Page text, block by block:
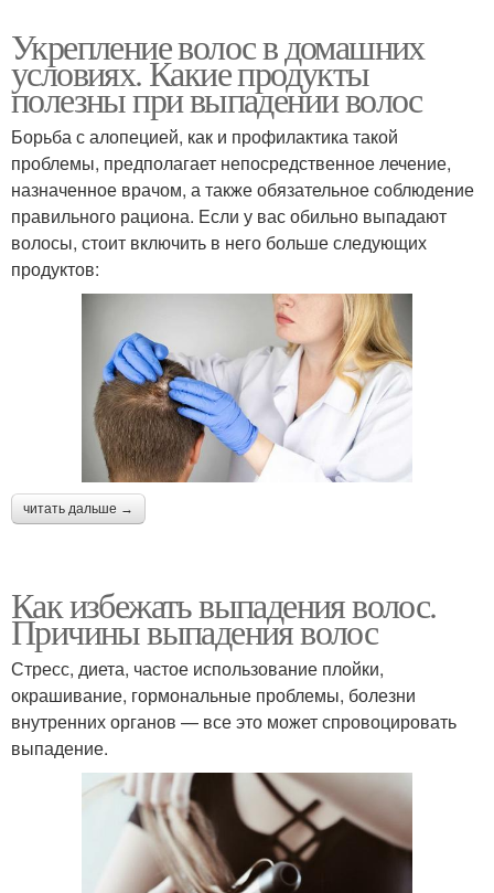
Укрепление волос в домашних
условиях. Какие продукты
полезны при выпадении волос
Борьба с алопецией, как и профилактика такой
проблемы, предполагает непосредственное лечение,
назначенное врачом, а также обязательное соблюдение
правильного рациона. Если у вас обильно выпадают
волосы, стоит включить в него больше следующих
продуктов:
читать дальше →
Как избежать выпадения волос.
Причины выпадения волос
Стресс, диета, частое использование плойки,
окрашивание, гормональные проблемы, болезни
внутренних органов — все это может спровоцировать
выпадение.